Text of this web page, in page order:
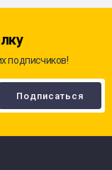
подписчиков!